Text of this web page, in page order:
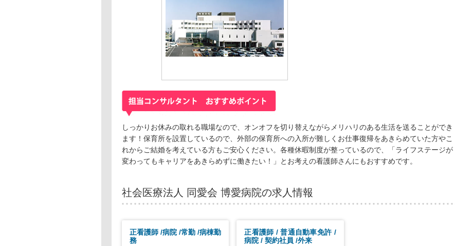
しっかりお休みの取れる職場なので、オンオフを切り替えながらメリハリのある生活を送ることができ
ます！保育所を設置しているので、外部の保育所への入所が難しくお仕事復帰をあきらめていた方やこ
れからご結婚を考えている方もご安心ください。各種休暇制度が整っているので、「ライフステージが
変わってもキャリアをあきらめずに働きたい！」とお考えの看護師さんにもおすすめです。
社会医療法人 同愛会 博愛病院の求人情報
正看護師 病院 常勤 病棟勤
務
正看護師 普通自動車免許
病院
契約社員 外来